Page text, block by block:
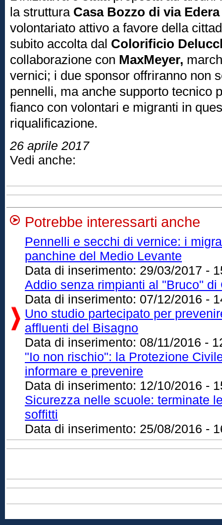
la struttura Casa Bozzo di via
volontariato attivo a favore della
subito accolta dal Colorificio
collaborazione con MaxMeyer,
vernici; i due sponsor offriranno non
pennelli, ma anche supporto tecnico
fianco con volontari e migranti in
riqualificazione.
26 aprile 2017
Vedi anche:
Potrebbe interessarti anche
Pennelli e secchi di vernice: i
panchine del Medio Levante
Data di inserimento: 29/03/2017 -
Addio senza rimpianti al "Bruco" di
Data di inserimento: 07/12/2016 -
Uno studio partecipato per
affluenti del Bisagno
Data di inserimento: 08/11/2016 -
"Io non rischio": la Protezione
informare e prevenire
Data di inserimento: 12/10/2016 -
Sicurezza nelle scuole: terminate
soffitti
Data di inserimento: 25/08/2016 -